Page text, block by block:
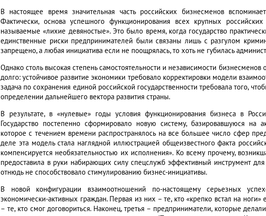
В настоящее время значительная часть российских бизнесменов
Фактически, основа успешного функционирования всех крупных
называемые «лихие девяностые». Это было время, когда государство
единственные риски предпринимателей были связаны лишь с разгулом
запрещено, а любая инициатива если не поощрялась, то хоть не губилась
Однако столь высокая степень самостоятельности и независимости бизнесменов
долго: устойчивое развитие экономики требовало корректировки модели
задача по сохранения единой российской государственности требовала того,
определении дальнейшего вектора развития страны.
В результате, в «нулевые» годы условия функционирования бизнеса в
Государство постепенно сформировало новую систему, базировавшуюся на
которое с течением времени распространялось на все большее число сфер
деле эта модель стала наглядной иллюстрацией общеизвестного факта
компенсируется необязательностью их исполнения». Ко всему прочему,
предоставила в руки набирающих силу спецслужб эффективный инструмент
отнюдь не способствовало стимулированию бизнес-инициативы.
В новой конфигурации взаимоотношений по-настоящему серьезных
экономически-активных граждан. Первая из них – те, кто «крепко встал на
– те, кто смог договориться. Наконец, третья – предприниматели, которые